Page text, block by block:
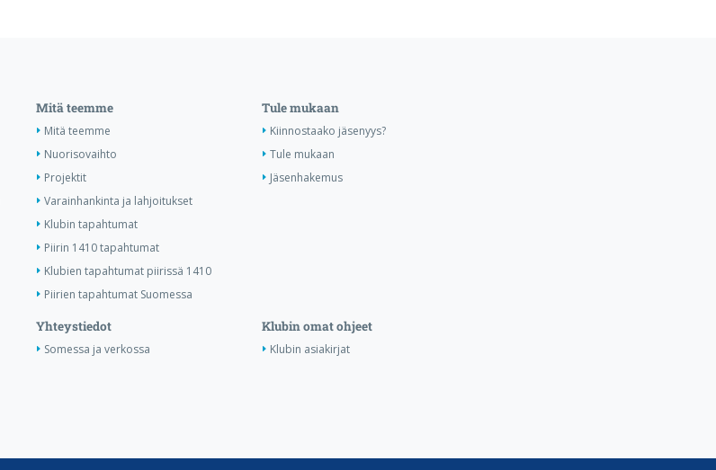
Mitä teemme
Mitä teemme
Nuorisovaihto
Projektit
Varainhankinta ja lahjoitukset
Klubin tapahtumat
Piirin 1410 tapahtumat
Klubien tapahtumat piirissä 1410
Piirien tapahtumat Suomessa
Tule mukaan
Kiinnostaako jäsenyys?
Tule mukaan
Jäsenhakemus
Yhteystiedot
Somessa ja verkossa
Klubin omat ohjeet
Klubin asiakirjat